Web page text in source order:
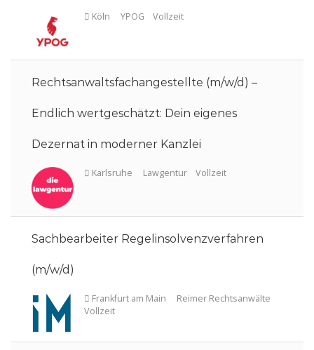
Teilzeit
Frankfurt am Main
Oppenhoff & Partner
Köln
Rechtsanwaltsfachangestellte (m/w/d) –
Endlich wertgeschätzt: Dein eigenes
Dezernat in moderner Kanzlei
Sachbearbeiter Regelinsolvenzverfahren
(m/w/d)